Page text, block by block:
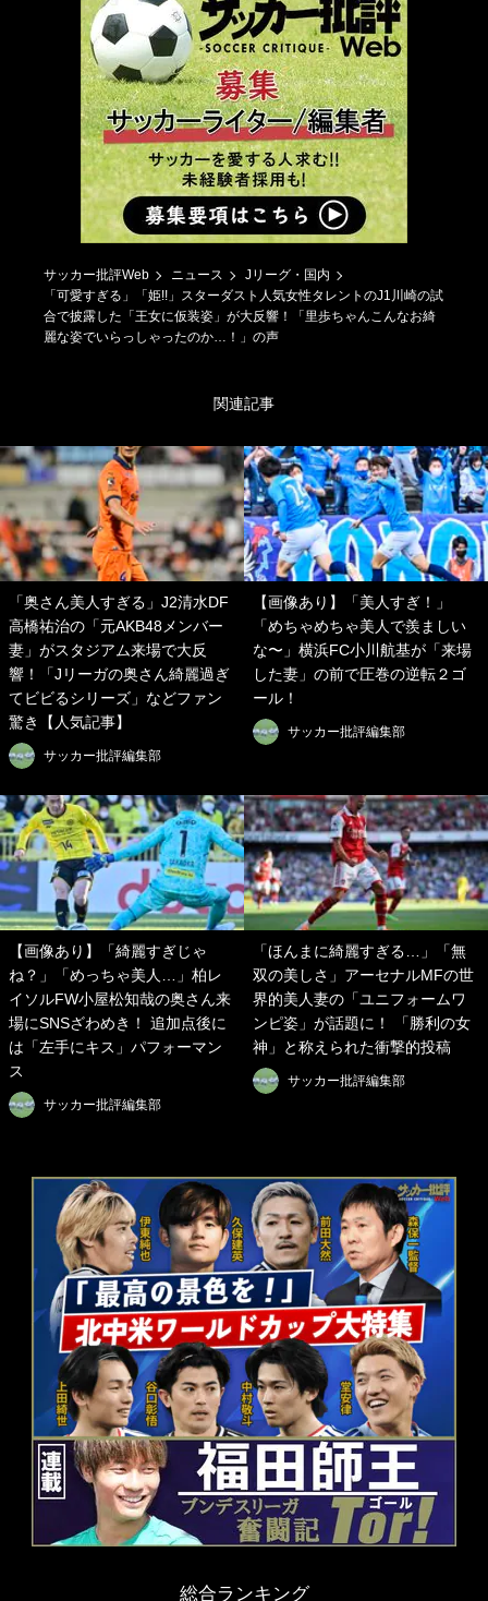
サッカー批評Web ニュース
Jリーグ・国内
「可愛すぎる」「姫!!」スターダスト人気女性タレントのJ1川崎の試
合で披露した「王女に仮装姿」が大反響！「里歩ちゃんこんなお綺
麗な姿でいらっしゃったのか…！」の声
関連記事
「奥さん美人すぎる」J2清水DF
高橋祐治の「元AKB48メンバー
妻」がスタジアム来場で大反
響！「Jリーガの奥さん綺麗過ぎ
てビビるシリーズ」などファン
驚き【人気記事】
サッカー批評編集部
【画像あり】「美人すぎ！」
「めちゃめちゃ美人で羨ましい
な〜」横浜FC小川航基が「来場
した妻」の前で圧巻の逆転２ゴ
ール！
サッカー批評編集部
【画像あり】「綺麗すぎじゃ
ね？」「めっちゃ美人…」柏レ
イソルFW小屋松知哉の奥さん来
場にSNSざわめき！ 追加点後に
は「左手にキス」パフォーマン
ス
サッカー批評編集部
「ほんまに綺麗すぎる…」「無
双の美しさ」アーセナルMFの世
界的美人妻の「ユニフォームワ
ンピ姿」が話題に！ 「勝利の女
神」と称えられた衝撃的投稿
サッカー批評編集部
総合ランキング